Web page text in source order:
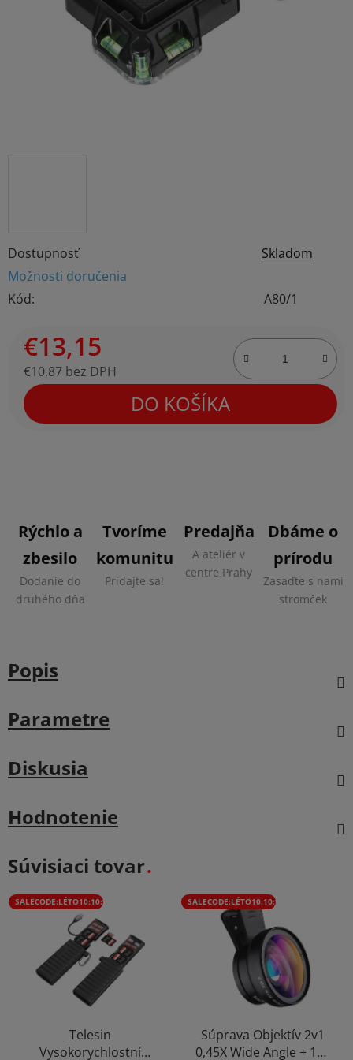
Dostupnosť
Skladom
Možnosti doručenia
Kód:
A80/1
€13,15
€10,87 bez DPH
Jednotková cena:
DO KOŠÍKA
hviezdičiek.
Rýchlo a
zbesilo
Dodanie do
druhého dňa
Tvoríme
komunitu
Pridajte sa!
Predajňa
A ateliér v
centre Prahy
Dbáme o
prírodu
Zasaďte s nami
stromček
Popis
Parametre
Diskusia
Hodnotenie
Súvisiaci tovar
SALECODE:LÉTO10:10:%
Telesin
Vysokorychlostní
SALECODE:LÉTO10:10:%
Súprava Objektív 2v1
0,45X Wide Angle + 15X